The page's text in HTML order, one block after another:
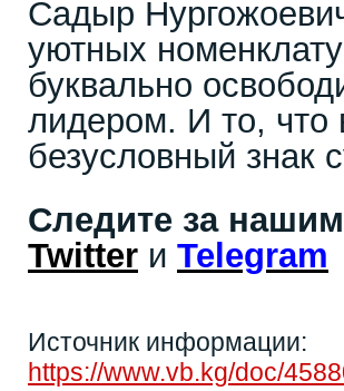
Садыр
уютных
буквально
лидером. И то, что
безусловный знак
Следите за
Twitter и Telegram
Источник информации:
https://www.vb.kg/doc/